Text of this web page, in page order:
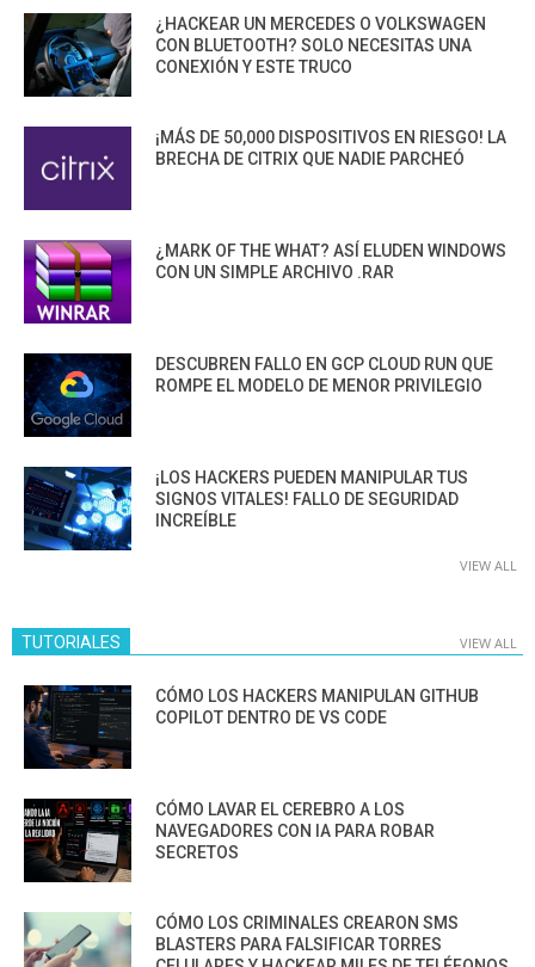
¿HACKEAR UN MERCEDES O VOLKSWAGEN
CON BLUETOOTH? SOLO NECESITAS UNA
CONEXIÓN Y ESTE TRUCO
¡MÁS DE 50,000 DISPOSITIVOS EN RIESGO! LA
BRECHA DE CITRIX QUE NADIE PARCHEÓ
¿MARK OF THE WHAT? ASÍ ELUDEN WINDOWS
CON UN SIMPLE ARCHIVO .RAR
DESCUBREN FALLO EN GCP CLOUD RUN QUE
ROMPE EL MODELO DE MENOR PRIVILEGIO
¡LOS HACKERS PUEDEN MANIPULAR TUS
SIGNOS VITALES! FALLO DE SEGURIDAD
INCREÍBLE
VIEW ALL
TUTORIALES VIEW ALL
CÓMO LOS HACKERS MANIPULAN GITHUB
COPILOT DENTRO DE VS CODE
CÓMO LAVAR EL CEREBRO A LOS
NAVEGADORES CON IA PARA ROBAR
SECRETOS
CÓMO LOS CRIMINALES CREARON SMS
BLASTERS PARA FALSIFICAR TORRES